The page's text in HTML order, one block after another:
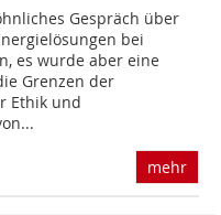
Gespräch über
bei
es wurde aber eine
Grenzen der
Ethik und
mehr